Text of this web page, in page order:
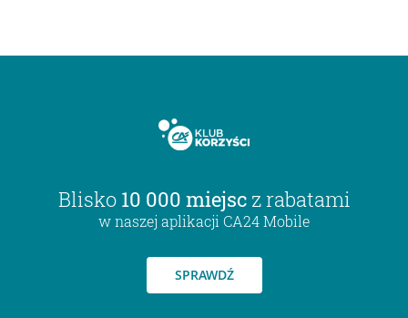
Blisko 10 000 miejsc z rabatami
w naszej aplikacji CA24 Mobile
SPRAWDŹ